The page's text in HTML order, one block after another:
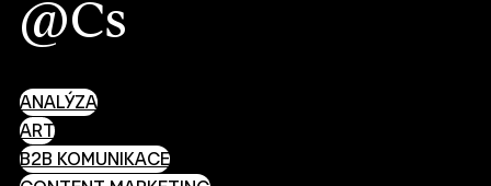
@cs
ANALÝZA
ART
B2B KOMUNIKACE